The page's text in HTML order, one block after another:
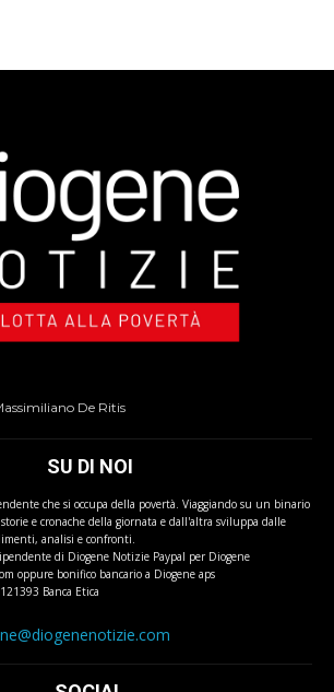
De Ritis
SU DI NOI
che si occupa della povertà. Viaggiando su un binario
e cronache della giornata e dall'altra sviluppa dalle
analisi e confronti.
di Diogene Notizie Paypal per Diogene
oppure bonifico bancario a Diogene aps
Banca Etica